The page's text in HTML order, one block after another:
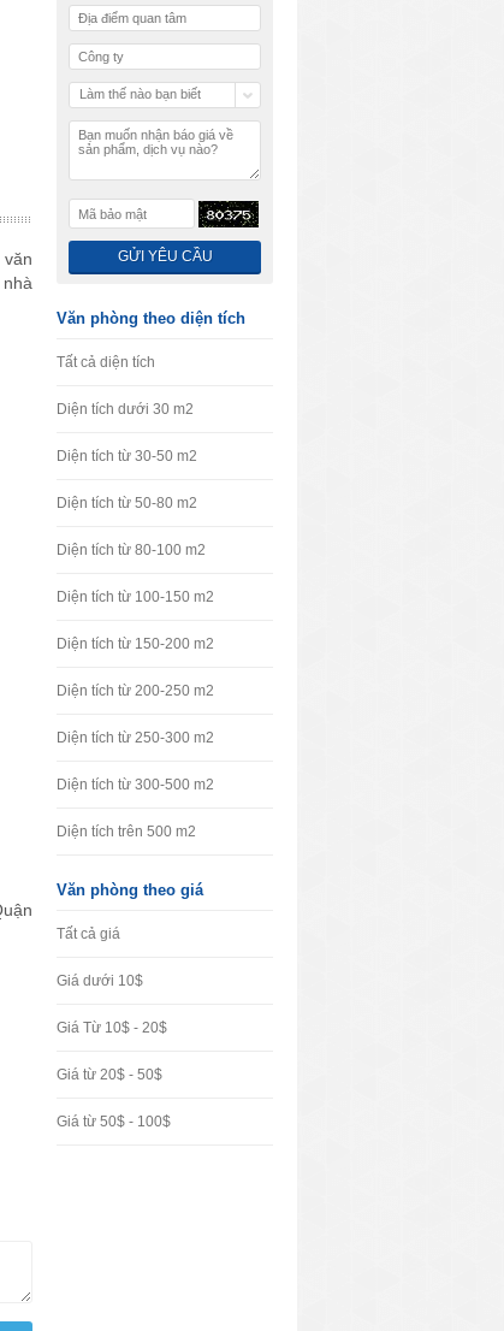
Làm thế nào bạn biết
Văn phòng theo diện tích
Tất cả diện tích
Diện tích dưới 30 m2
Diện tích từ 30-50 m2
Diện tích từ 50-80 m2
Diện tích từ 80-100 m2
Diện tích từ 100-150 m2
Diện tích từ 150-200 m2
Diện tích từ 200-250 m2
Diện tích từ 250-300 m2
Diện tích từ 300-500 m2
Diện tích trên 500 m2
Văn phòng theo giá
Tất cả giá
Giá dưới 10$
Giá Từ 10$ - 20$
Giá từ 20$ - 50$
Giá từ 50$ - 100$